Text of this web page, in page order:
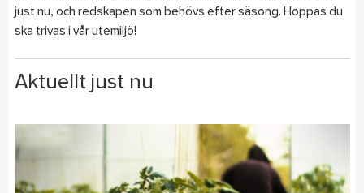
just nu, och redskapen som behövs efter säsong. Hoppas du
ska trivas i vår utemiljö!
Aktuellt just nu